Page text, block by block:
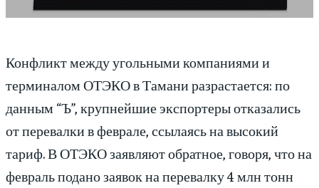
Конфликт между угольными компаниями и
терминалом ОТЭКО в Тамани разрастается: по
данным “Ъ”, крупнейшие экспортеры отказались
от перевалки в феврале, ссылаясь на высокий
тариф. В ОТЭКО заявляют обратное, говоря, что на
февраль подано заявок на перевалку 4 млн тонн